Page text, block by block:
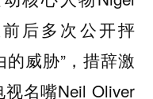
后多次公开抨
的威胁”，措辞激
名嘴Neil Oliver